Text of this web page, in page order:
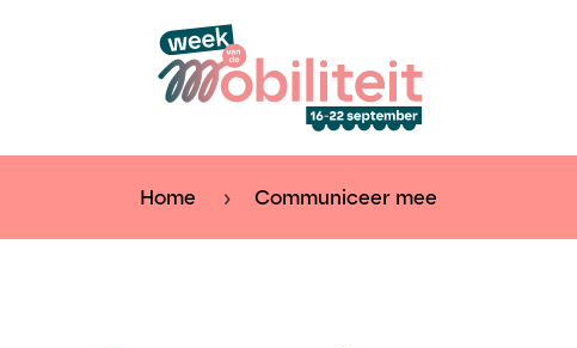
Home Communiceer mee